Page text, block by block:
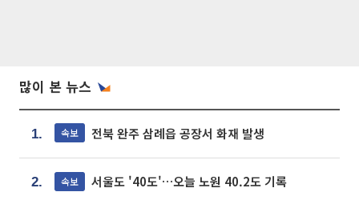
많이 본 뉴스
1. 속보 전북 완주 삼례읍 공장서 화재 발생
2. 속보 서울도 '40도'…오늘 노원 40.2도 기록